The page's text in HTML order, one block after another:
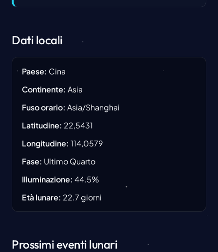
Dati locali
Paese: Cina
Continente: Asia
Fuso orario: Asia/Shanghai
Latitudine: 22,5431
Longitudine: 114,0579
Fase: Ultimo Quarto
Illuminazione: 44.5%
Età lunare: 22.7giorni
Prossimi eventi lunari